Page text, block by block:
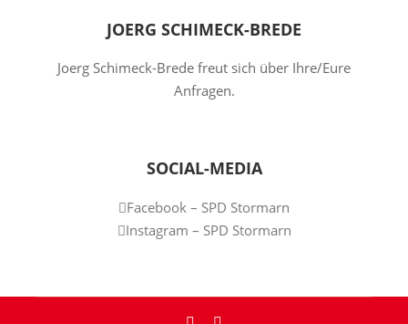
JOERG SCHIMECK-BREDE
Joerg Schimeck-Brede freut sich über Ihre/Eure
Anfragen.
SOCIAL-MEDIA
Facebook – SPD Stormarn
Instagram – SPD Stormarn